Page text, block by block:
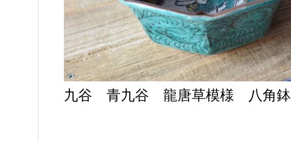
九谷 青九谷 龍唐草模様 八角鉢